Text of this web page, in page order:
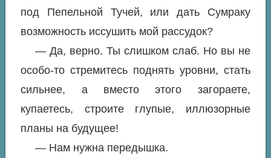
под Пепельной Тучей, или дать Сумраку
возможность иссушить мой рассудок?
— Да, верно. Ты слишком слаб. Но вы не
особо-то стремитесь поднять уровни, стать
сильнее, а вместо этого загораете,
купаетесь, строите глупые, иллюзорные
планы на будущее!
— Нам нужна передышка.